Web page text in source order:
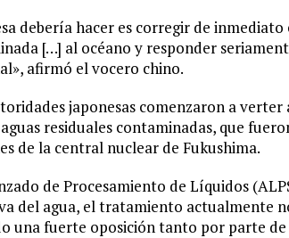
debería hacer es corregir de
[…] al océano y responder
afirmó el vocero chino.
japonesas comenzaron a
residuales contaminadas, que
de la central nuclear de Fukushima.
de Procesamiento de Líquidos
del agua, el tratamiento actualmente
una fuerte oposición tanto por parte de